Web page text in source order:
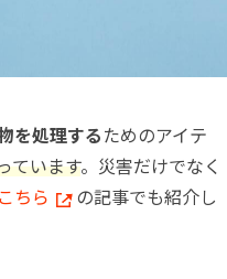
を処理するためのアイテ
ています。災害だけでなく
こちら
の記事でも紹介し